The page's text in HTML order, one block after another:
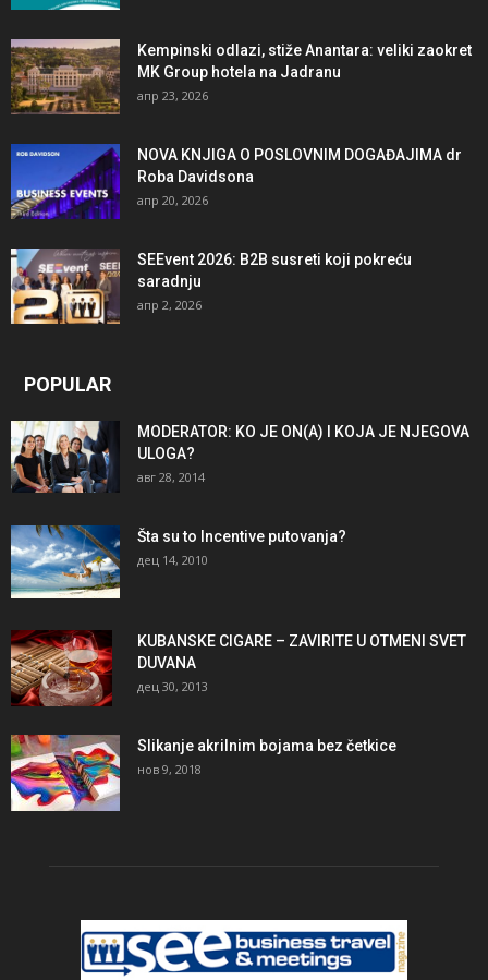
Kempinski odlazi, stiže Anantara: veliki zaokret
MK Group hotela na Jadranu
апр 23, 2026
NOVA KNJIGA O POSLOVNIM DOGAĐAJIMA dr
Roba Davidsona
апр 20, 2026
SEEvent 2026: B2B susreti koji pokreću
saradnju
апр 2, 2026
POPULAR
MODERATOR: KO JE ON(A) I KOJA JE NJEGOVA
ULOGA?
авг 28, 2014
Šta su to Incentive putovanja?
дец 14, 2010
KUBANSKE CIGARE – ZAVIRITE U OTMENI SVET
DUVANA
дец 30, 2013
Slikanje akrilnim bojama bez četkice
нов 9, 2018